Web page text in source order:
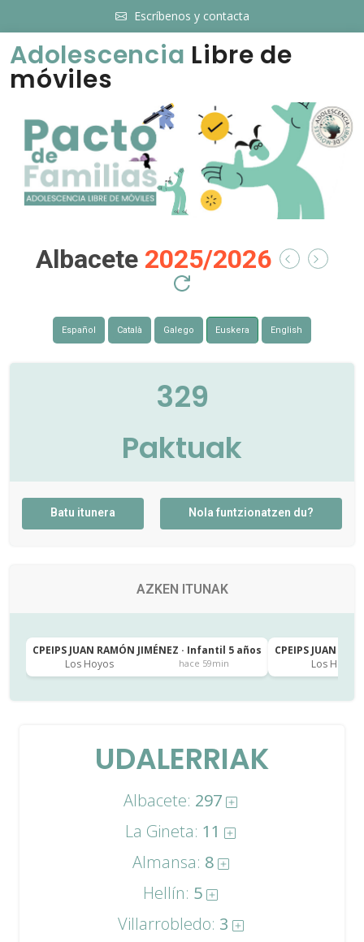
Escríbenos y contacta
Adolescencia Libre de
móviles
Albacete 2025/2026
Español Català Galego Euskera English
329
Paktuak
Batu itunera Nola funtzionatzen du?
AZKEN ITUNAK
CPEIPS JUAN RAMÓN JIMÉNEZ · Infantil 5 años
Los Hoyos
hace 59min
CPEIPS JUAN
Los Hoyos
UDALERRIAK
Albacete: 297
La Gineta: 11
Almansa: 8
Hellín: 5
Villarrobledo: 3